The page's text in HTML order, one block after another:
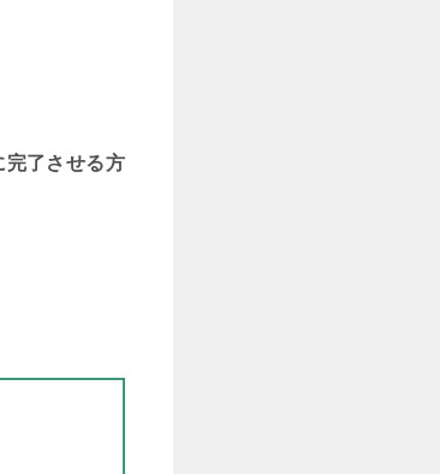
完了させる方